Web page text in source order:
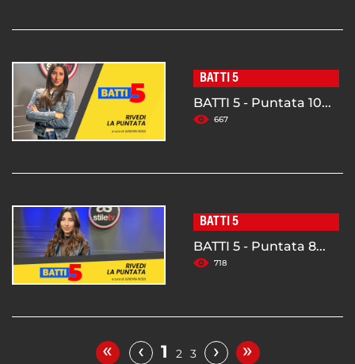
BATTI 5
BATTI 5 - Puntata 10...
667
BATTI 5
BATTI 5 - Puntata 8...
718
« ‹ 1 2 3 › »